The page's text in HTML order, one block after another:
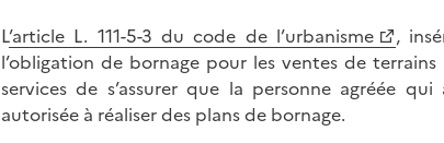
L’article L. 111-5-3 du code de l’urbanisme ,
l’obligation de bornage pour les ventes de
services de s’assurer que la personne agréée
autorisée à réaliser des plans de bornage.